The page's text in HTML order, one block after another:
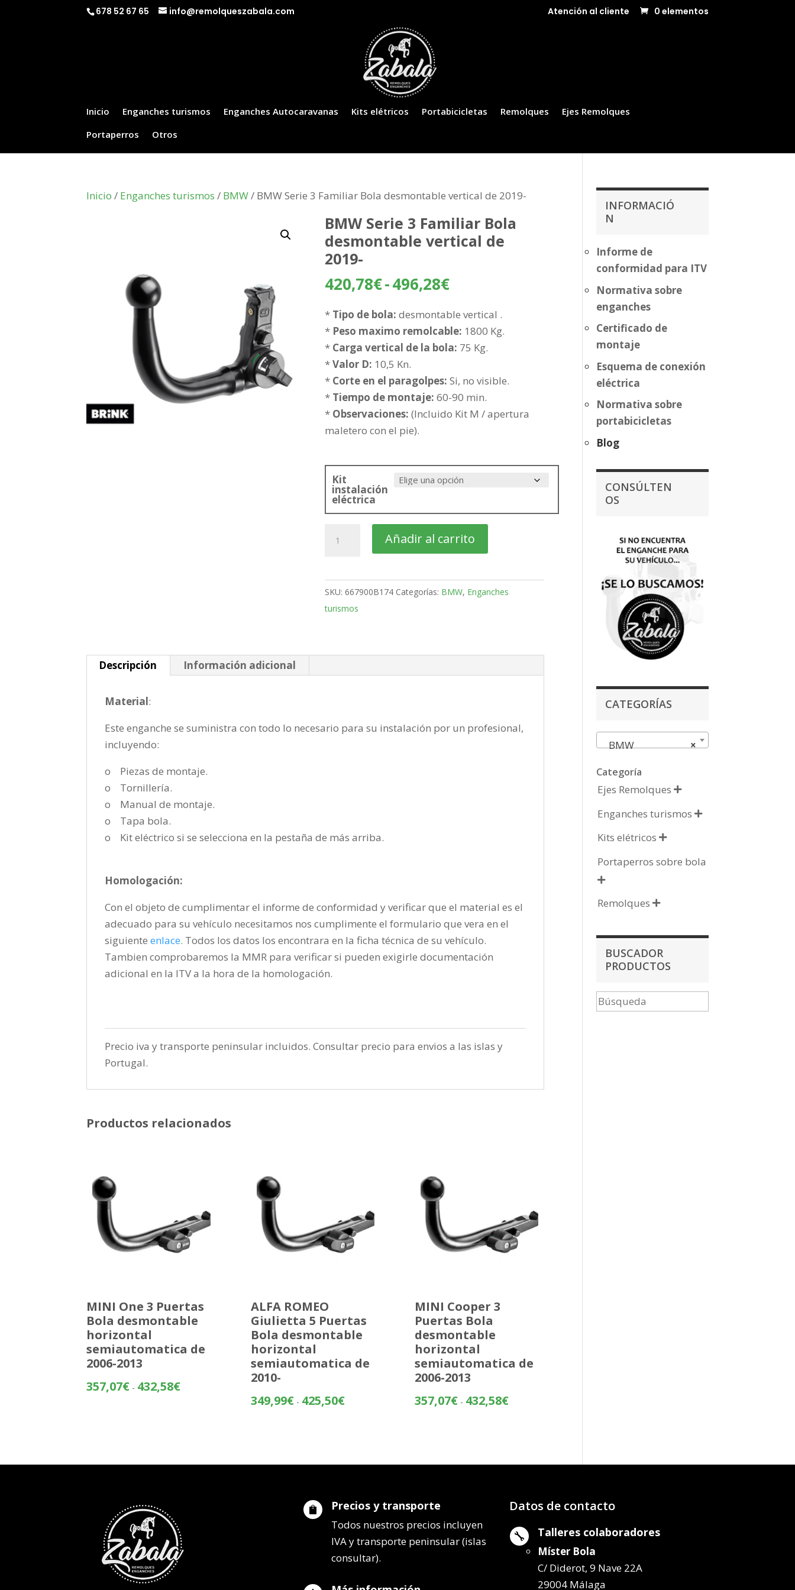
678 52 67 65 info@remolqueszabala.com Atención al cliente 0 elementos
Inicio Enganches turismos Enganches Autocaravanas Kits elétricos Portabicicletas Remolques
Ejes Remolques
Portaperros
Otros
Inicio / Enganches turismos / BMW/ BMW Serie 3 Familiar Bola desmontable vertical de 2019-
BMW Serie 3 Familiar Bola
desmontable vertical de
2019-
420,78€-496,28€Rango
precios:
desde
420,78€
496,28€
* Tipo de bola: desmontable vertical .
* Peso maximo remolcable: 1800 Kg.
* Carga vertical de la bola: 75 Kg.
*Valor D: 10,5 Kn.
* Corte en el paragolpes: Si, no visible.
* Tiempo de montaje: 60-90 min.
* Observaciones: (Incluido Kit M / apertura
maletero con el pie).
Kit
instalación
eléctrica
Serie
Familiar
Bola
desmontable
Añadir al carrito
SKU: 667900B174 Categorías: BMW, Enganches
turismos
Descripción Información adicional
Material:
Este enganche se suministra con todo lo necesario para su instalación por un profesional,
incluyendo:
o Piezas de montaje.
o Tornillería.
o Manual de montaje.
o Tapa bola.
o Kit eléctrico si se selecciona en la pestaña de más arriba.
Homologación:
Con el objeto de cumplimentar el informe de conformidad y verificar que el material es el
adecuado para su vehículo necesitamos nos cumplimente el formulario que vera en el
siguienteenlace. Todos los datos los encontrara en la ficha técnica de su vehículo.
Tambien comprobaremos la MMR para verificar si pueden exigirle documentación
adicional en la ITV a la hora de la homologación.
Precio iva y transporte peninsular incluidos. Consultar precio para envios a las islas y
Portugal.
Productos relacionados
MINI One 3 Puertas
Bola desmontable
horizontal
semiautomatica de
2006-2013
357,07€ - 432,58€Rango
432,58€
ALFA ROMEO
Giulietta 5 Puertas
Bola desmontable
horizontal
semiautomatica de
2010-
349,99€ - 425,50€Rango
hasta
MINI Cooper 3
Puertas Bola
desmontable
horizontal
semiautomatica de
2006-2013
357,07€ - 432,58€Rango
hasta
INFORMACIÓ
N
Informe de
conformidad para ITV
Normativa sobre
enganches
Certificado de
montaje
Esquema de conexión
eléctrica
Normativa sobre
portabicicletas
Blog
CONSÚLTEN
OS
CATEGORÍAS
×
BMW
Categoría
Ejes Remolques 
Enganches turismos 
Kits elétricos 
Portaperros sobre bola

Remolques 
BUSCADOR
PRODUCTOS
 Precios y transporte
Todos nuestros precios incluyen
IVA y transporte peninsular (islas
consultar).
Datos de contacto
 Talleres colaboradores
Míster Bola
C/ Diderot, 9 Nave 22A
29004 Málaga